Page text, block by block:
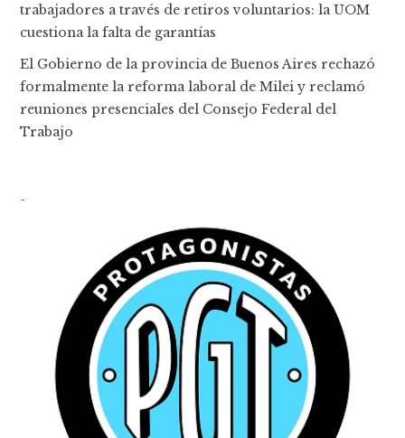
trabajadores a través de retiros voluntarios: la UOM
cuestiona la falta de garantías
El Gobierno de la provincia de Buenos Aires rechazó
formalmente la reforma laboral de Milei y reclamó
reuniones presenciales del Consejo Federal del
Trabajo
-